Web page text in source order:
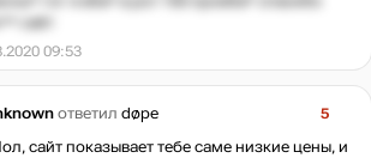
09:53
ответил døpe
5
сайт показывает тебе саме низкие цены, и